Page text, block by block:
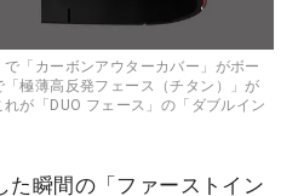
「カーボンアウターカバー」がボー
極薄高反発フェース（チタン）」が
が「DUO フェース」の「ダブルイン
た瞬間の「ファーストイン